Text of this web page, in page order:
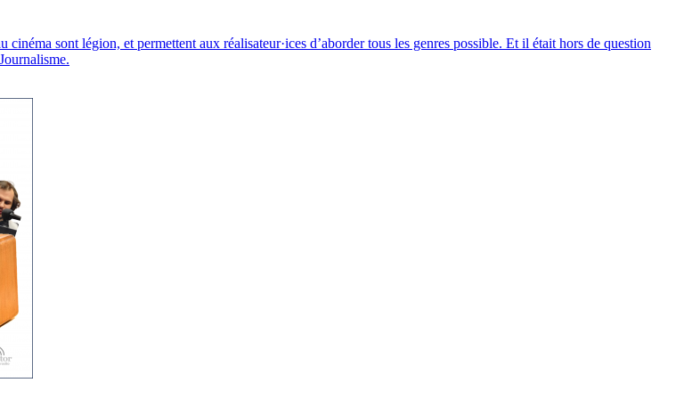
sont légion, et permettent aux réalisateur·ices d’aborder tous les genres possible. Et il était hors de question